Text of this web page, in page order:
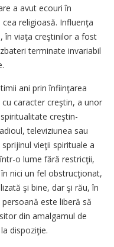
a avut ecouri în
religioasă. Influenţa
în viaţa creştinilor a fost
terminate invariabil
ani prin înfiinţarea
caracter creştin, a unor
creştin-
televiziunea sau
vieţii spirituale a
o lume fără restricţii,
nici un fel obstrucţionat,
şi bine, dar şi rău, în
este liberă să
din amalgamul de
dispoziţie.